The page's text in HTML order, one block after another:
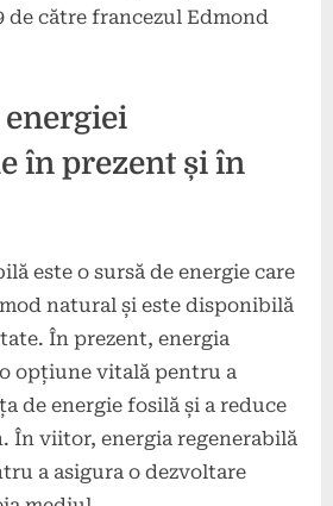
de către francezul Edmond
în prezent și în
este o sursă de energie care
natural și este disponibilă
În prezent, energia
opțiune vitală pentru a
de energie fosilă și a reduce
În viitor, energia regenerabilă
a asigura o dezvoltare